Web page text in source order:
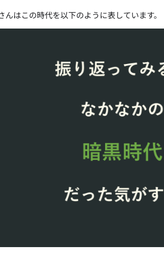
はこの時代を以下のように表しています。